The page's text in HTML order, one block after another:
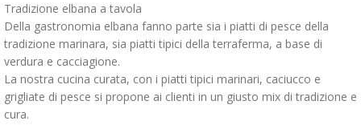
Tradizione elbana a tavola
Della gastronomia elbana fanno parte sia i piatti di pesce della
tradizione marinara, sia piatti tipici della terraferma, a base di
verdura e cacciagione.
La nostra cucina curata, con i piatti tipici marinari, caciucco e
grigliate di pesce si propone ai clienti in un giusto mix di tradizione e
cura.